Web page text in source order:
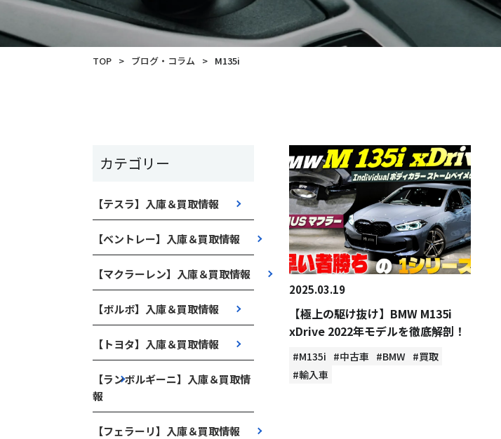
TOP > ブログ・コラム > M135i
カテゴリー
【テスラ】入庫＆買取情報
【ベントレー】入庫＆買取情報
【マクラーレン】入庫＆買取情報
【ボルボ】入庫＆買取情報
【トヨタ】入庫＆買取情報
【ランボルギーニ】入庫＆買取情
報
【フェラーリ】入庫＆買取情報
2025.03.19
【極上の駆け抜け】BMW M135i
xDrive 2022年モデルを徹底解剖！
#M135i #中古車 #BMW #買取
#輸入車